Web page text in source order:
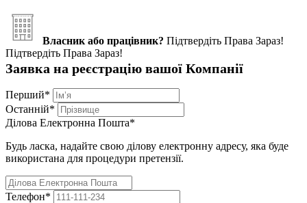
Власник або працівник? Підтвердіть Права Зараз!
Підтвердіть Права Зараз!
Заявка на реєстрацію вашої Компанії
Перший*
Останній*
Ділова Електронна Пошта*
Будь ласка, надайте свою ділову електронну адресу, яка буде
використана для процедури претензії.
Телефон*